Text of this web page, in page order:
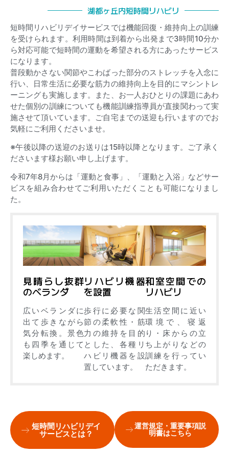
湖都ヶ丘内短時間リハビリ
短時間リハビリデイサービスでは機能回復・維持向上の訓練
を受けられます。利用時間は到着から出発まで3時間10分か
ら対応可能で短時間の運動を希望される方にあったサービス
になります。
普段動かさない関節やこわばった部分のストレッチを入念に
行い、日常生活に必要な筋力の維持向上を目的にマシントレ
ーニングも実施します。また、お一人おひとりの課題にあわ
せた個別の訓練についても機能訓練指導員が直接関わって実
施させて頂いています。ご自宅までの送迎も行いますのでお
気軽にご利用くださいませ。
※午後以降の送迎のお送りは15時以降となります。ご了承く
ださいます様お願い申し上げます。
令和7年8月からは「運動と食事」、「運動と入浴」などサー
ビスを組み合わせてご利用いただくことも可能になりまし
た。
見晴らし抜群
のベランダ
広いベランダに
出て歩きながら
気分転換。景色
も四季を通じて
楽しめます。
リハビリ機器
を設置
歩行に必要な関
節の柔軟性・筋
力の維持を目的
とした、各種リ
ハビリ機器を設
置しています。
和室空間での
リハビリ
生活空間に近い
環境で、寝返
り・床からの立
ち上がりなどの
訓練を行ってい
ただきます。
短時間リハビリデイ
サービスとは？
運営規定・重要事項説
明書はこちら